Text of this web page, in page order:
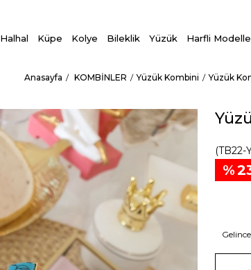
Halhal Küpe Kolye Bileklik Yüzük Harfli
Anasayfa KOMBİNLER Yüzük Kombini
Yüzük
(TB22-